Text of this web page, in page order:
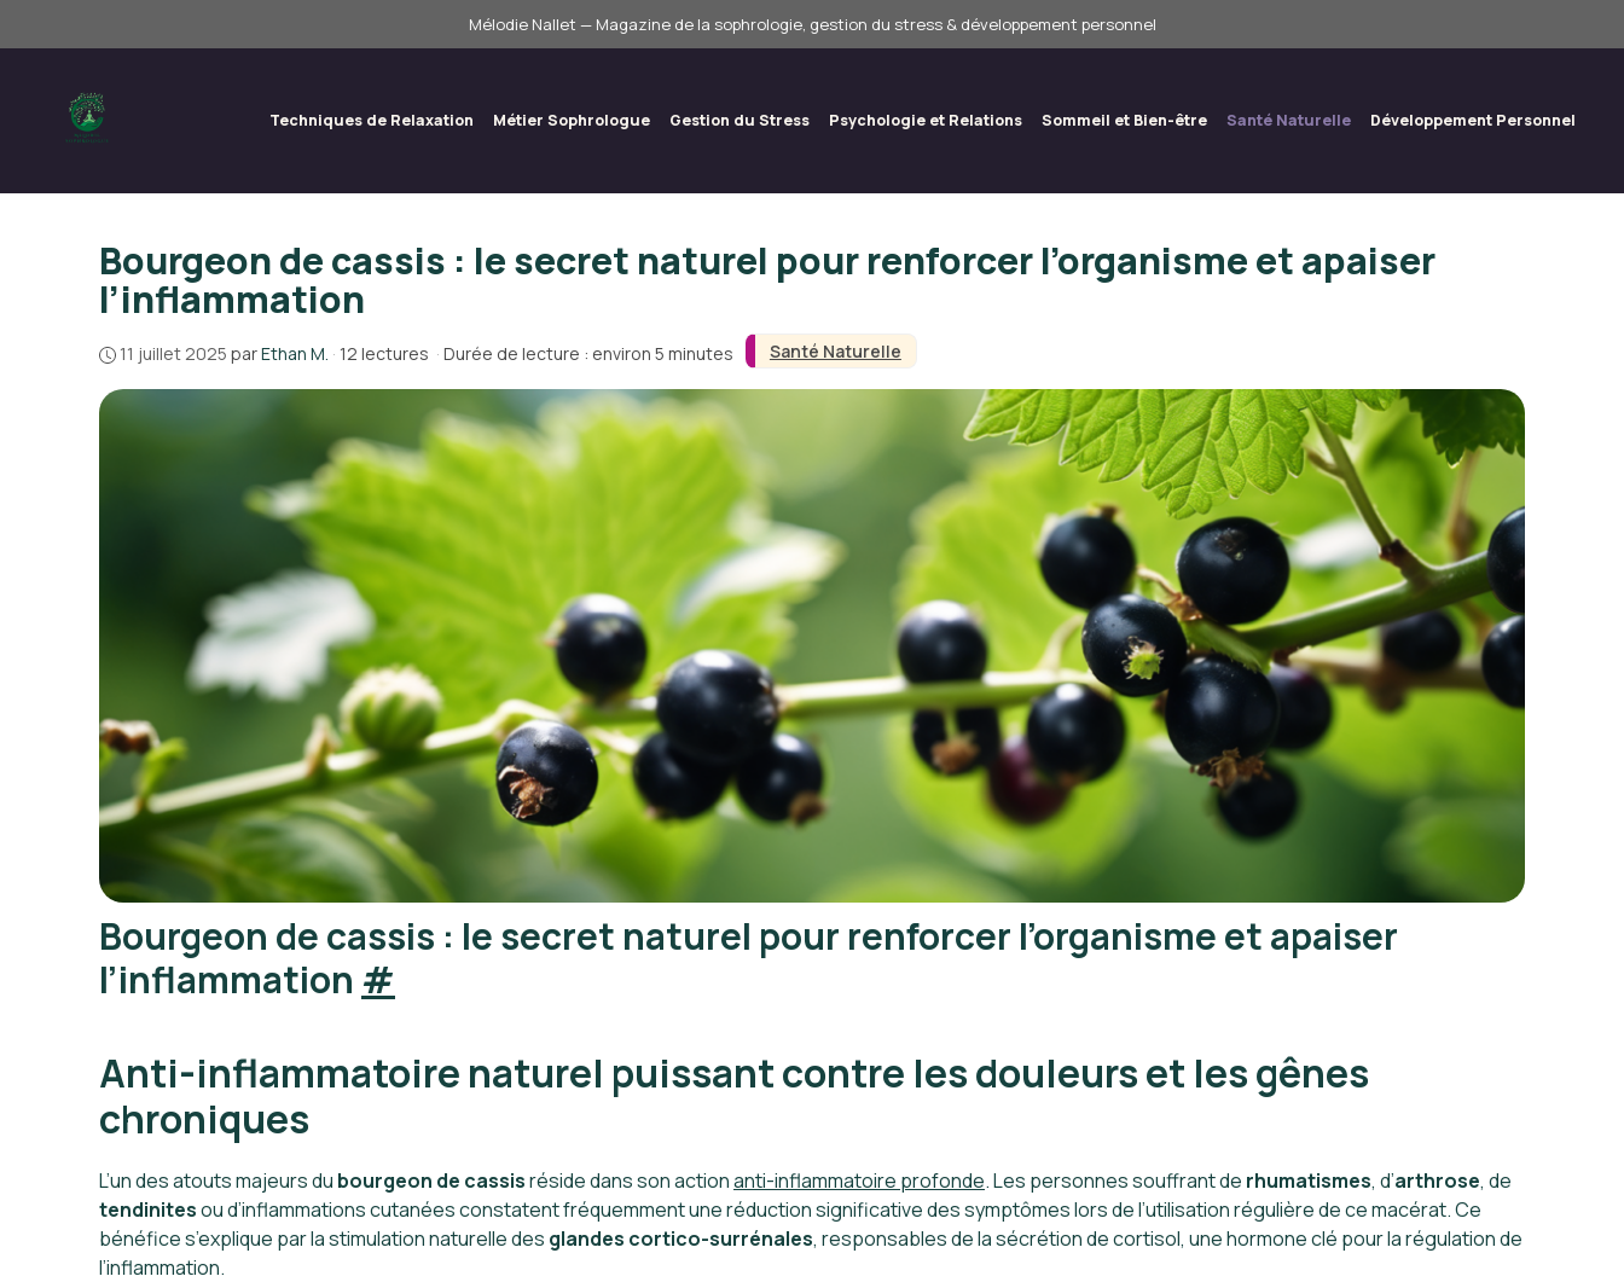
au
Mélodie Nallet — Magazine de la sophrologie, gestion du stress & développement personnel
Techniques de Relaxation Métier Sophrologue Gestion du Stress Psychologie et Relations Sommeil et Bien-être Santé Naturelle Développement Personnel
Santé Naturelle
Bourgeon de cassis : le secret naturel pour renforcer l’organisme et apaiser
l’inflammation
11 juillet 2025 parEthan M. · 12 lectures · Durée de lecture : environ 5 minutes
Bourgeon de cassis : le secret naturel pour renforcer l’organisme et apaiser
l’inflammation #
Anti-inflammatoire naturel puissant contre les douleurs et les gênes
chroniques
L’un des atouts majeurs du bourgeon de cassisréside dans son actionanti-inflammatoire profonde. Les personnes souffrant de rhumatismes, d’arthrose, de
tendinitesou d’inflammations cutanées constatent fréquemment une réduction significative des symptômes lors de l’utilisation régulière de ce macérat. Ce
bénéfice s’explique par la stimulation naturelle des glandes cortico-surrénales, responsables de la sécrétion de cortisol, une hormone clé pour la régulation de
l’inflammation.